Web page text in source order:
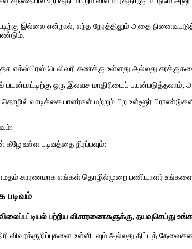
இல்லை என்றால், எந்த நேரத்திலும் அதை
எக்ஸ்பிரஸ் டெலிவரி கணக்கு உள்ளது அல்லது
பயன்பாட்டிற்கு ஒரு இலவச மாதிரியைப்
வாடிக்கையாளர்கள் மற்றும் பிற உள்ளூர்
கீழே உள்ள படிவத்தை நிரப்பவும்:
காரணமாக எங்கள் தொழில்முறை பணியாளர்
படிவம்
பற்றிய விசாரணைகளுக்கு, தயவுசெய்து
விவரக்குறிப்புகளை உள்ளிடவும் அல்லது திட்டத்